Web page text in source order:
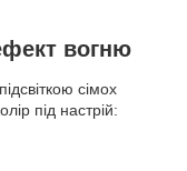
вогню
сімох
під настрій: